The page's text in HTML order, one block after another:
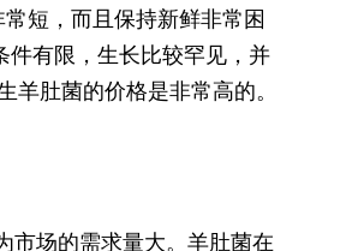
短，而且保持新鲜非常困
件有限，生长比较罕见，并
羊肚菌的价格是非常高的。
市场的需求量大。羊肚菌在